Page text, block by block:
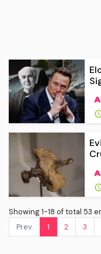
Showing 1-18 of total 53
Prev.
1 2 3